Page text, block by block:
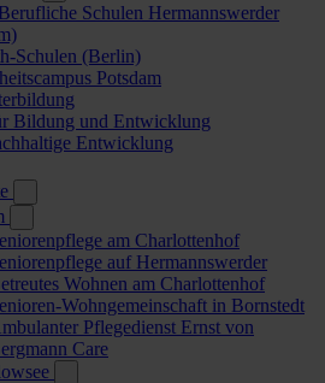
Schulen Hermannswerder
Schulen (Berlin)
Potsdam
Bildung und Entwicklung
Entwicklung
am Charlottenhof
auf Hermannswerder
Wohnen am Charlottenhof
Wohngemeinschaft in Bornstedt
Pflegedienst Ernst von
Care